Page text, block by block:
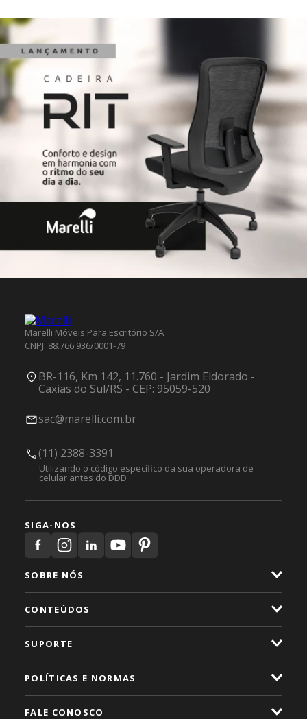
Marelli Móveis Para Escritório S/A
CNPJ: 88.766.936/0001-79
BR-116, Km 142, 11.760 - Jardim Eldorado -
Caxias do Sul/RS - CEP: 95059-520
sac@marelli.com.br
(11) 2388-3391
Utilizando o código específico da sua operadora de
celular antes do DDD
SIGA-NOS
SOBRE NÓS
CONTEÚDOS
SUPORTE
POLÍTICAS E NORMAS
FALE CONOSCO